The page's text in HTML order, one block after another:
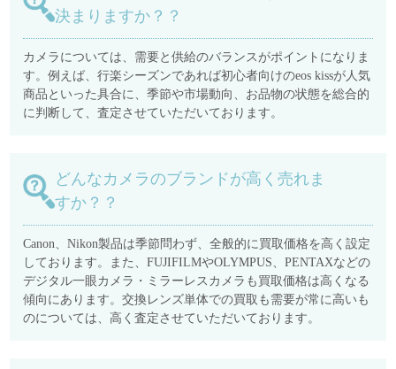
決まりますか？？
カメラについては、需要と供給のバランスがポイントになりま
す。例えば、行楽シーズンであれば初心者向けのeos kissが人気
商品といった具合に、季節や市場動向、お品物の状態を総合的
に判断して、査定させていただいております。
どんなカメラのブランドが高く売れま
すか？？
Canon、Nikon製品は季節問わず、全般的に買取価格を高く設定
しております。また、FUJIFILMやOLYMPUS、PENTAXなどの
デジタル一眼カメラ・ミラーレスカメラも買取価格は高くなる
傾向にあります。交換レンズ単体での買取も需要が常に高いも
のについては、高く査定させていただいております。